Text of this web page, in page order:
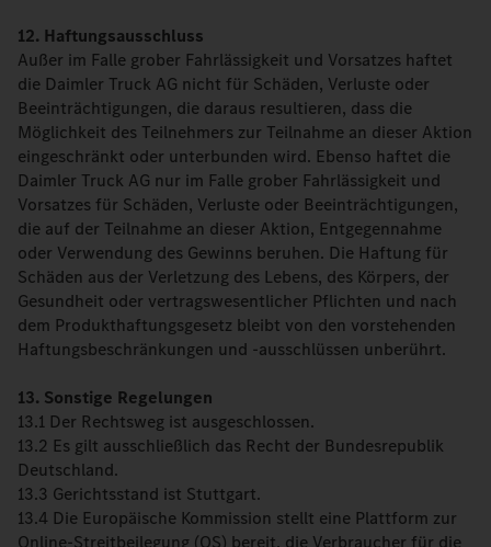
12. Haftungsausschluss
Außer im Falle grober Fahrlässigkeit und Vorsatzes haftet
die Daimler Truck AG nicht für Schäden, Verluste oder
Beeinträchtigungen, die daraus resultieren, dass die
Möglichkeit des Teilnehmers zur Teilnahme an dieser Aktion
eingeschränkt oder unterbunden wird. Ebenso haftet die
Daimler Truck AG nur im Falle grober Fahrlässigkeit und
Vorsatzes für Schäden, Verluste oder Beeinträchtigungen,
die auf der Teilnahme an dieser Aktion, Entgegennahme
oder Verwendung des Gewinns beruhen. Die Haftung für
Schäden aus der Verletzung des Lebens, des Körpers, der
Gesundheit oder vertragswesentlicher Pflichten und nach
dem Produkthaftungsgesetz bleibt von den vorstehenden
Haftungsbeschränkungen und -ausschlüssen unberührt.
13. Sonstige Regelungen
13.1 Der Rechtsweg ist ausgeschlossen.
13.2 Es gilt ausschließlich das Recht der Bundesrepublik
Deutschland.
13.3 Gerichtsstand ist Stuttgart.
13.4 Die Europäische Kommission stellt eine Plattform zur
Online-Streitbeilegung (OS) bereit, die Verbraucher für die